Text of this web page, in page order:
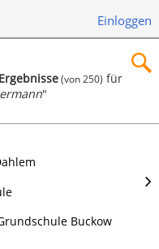
Einloggen
(von 250) für
"
Buckow